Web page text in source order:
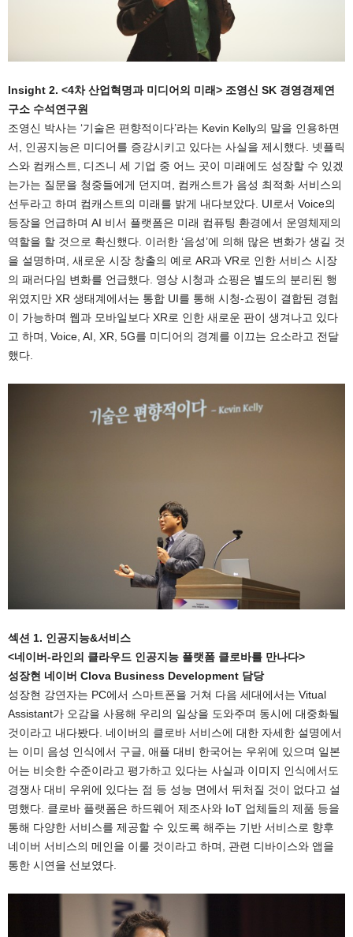
Insight 2. <4차 산업혁명과 미디어의 미래> 조영신 SK 경영경제연
구소 수석연구원
조영신 박사는 ‘기술은 편향적이다’라는 Kevin Kelly의 말을 인용하면
서, 인공지능은 미디어를 증강시키고 있다는 사실을 제시했다. 넷플릭
스와 컴캐스트, 디즈니 세 기업 중 어느 곳이 미래에도 성장할 수 있겠
는가는 질문을 청중들에게 던지며, 컴캐스트가 음성 최적화 서비스의
선두라고 하며 컴캐스트의 미래를 밝게 내다보았다. UI로서 Voice의
등장을 언급하며 AI 비서 플랫폼은 미래 컴퓨팅 환경에서 운영체제의
역할을 할 것으로 확신했다. 이러한 ‘음성’에 의해 많은 변화가 생길 것
을 설명하며, 새로운 시장 창출의 예로 AR과 VR로 인한 서비스 시장
의 패러다임 변화를 언급했다. 영상 시청과 쇼핑은 별도의 분리된 행
위였지만 XR 생태계에서는 통합 UI를 통해 시청-쇼핑이 결합된 경험
이 가능하며 웹과 모바일보다 XR로 인한 새로운 판이 생겨나고 있다
고 하며, Voice, AI, XR, 5G를 미디어의 경계를 이끄는 요소라고 전달
했다.
섹션 1. 인공지능&서비스
<네이버-라인의 클라우드 인공지능 플랫폼 클로바를 만나다>
성장현 네이버 Clova Business Development 담당
성장현 강연자는 PC에서 스마트폰을 거쳐 다음 세대에서는 Vitual
Assistant가 오감을 사용해 우리의 일상을 도와주며 동시에 대중화될
것이라고 내다봤다. 네이버의 클로바 서비스에 대한 자세한 설명에서
는 이미 음성 인식에서 구글, 애플 대비 한국어는 우위에 있으며 일본
어는 비슷한 수준이라고 평가하고 있다는 사실과 이미지 인식에서도
경쟁사 대비 우위에 있다는 점 등 성능 면에서 뒤처질 것이 없다고 설
명했다. 클로바 플랫폼은 하드웨어 제조사와 IoT 업체들의 제품 등을
통해 다양한 서비스를 제공할 수 있도록 해주는 기반 서비스로 향후
네이버 서비스의 메인을 이룰 것이라고 하며, 관련 디바이스와 앱을
통한 시연을 선보였다.